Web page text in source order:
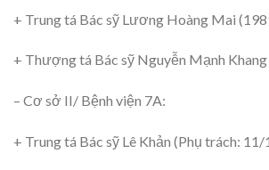
+ Trung tá Bác sỹ Lương Hoàng Mai
+ Thượng tá Bác sỹ Nguyễn Mạnh
– Cơ sở II/ Bệnh viện 7A:
+ Trung tá Bác sỹ Lê Khản (Phụ trách: